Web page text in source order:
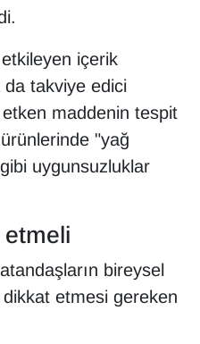
içerik
da takviye edici
maddenin tespit
"yağ
uygunsuzluklar
bireysel
etmesi gereken